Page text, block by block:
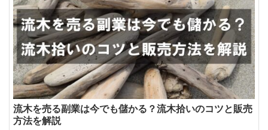
流木を売る副業は今でも儲かる？流木拾いのコツと販売
方法を解説